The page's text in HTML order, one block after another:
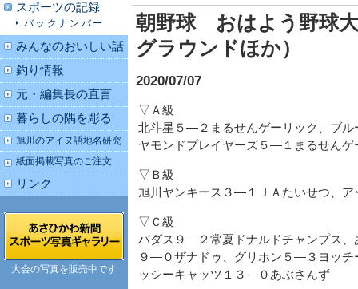
朝野球 おはよう野球
グラウンドほか）
2020/07/07
▽Ａ級
北斗星５―２まるせんゲーリック、ブ
ヤモンドプレイヤーズ５―１まるせんゲ
▽Ｂ級
旭川ヤンキース３―１ＪＡたいせつ、
▽Ｃ級
バダス９―２常夏ドナルドチャンプス
９―０ザナドゥ、グリホン５―３ヨッ
ッシーキャッツ１３―０あぶさんず
スポーツの記録
バックナンバー
みんなのおいしい話
釣り情報
元・編集長の直言
暮らしの隅を彫る
旭川のアイヌ語地名研究
紙面掲載写真のご注文
リンク
大会の写真を販売中です